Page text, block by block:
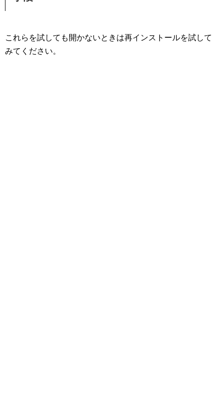
これらを試しても開かないときは再インストールを試して
みてください。